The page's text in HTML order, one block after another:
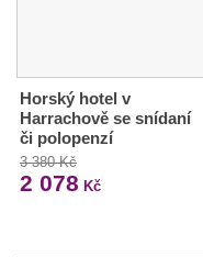
Horský hotel v
Harrachově se snídaní
či polopenzí
3 380 Kč
2 078 Kč